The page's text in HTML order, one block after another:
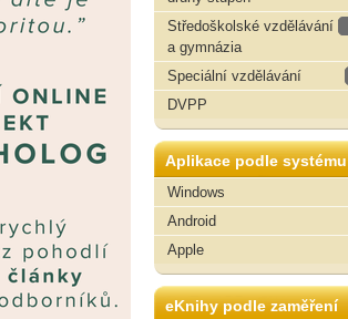
Středoškolské vzdělávání
a gymnázia
Speciální vzdělávání
DVPP
Aplikace podle systému
Windows
Android
Apple
eKnihy podle zaměření